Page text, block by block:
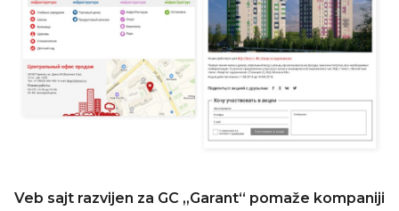
Veb sajt razvijen za GC „Garant“ pomaže kompaniji